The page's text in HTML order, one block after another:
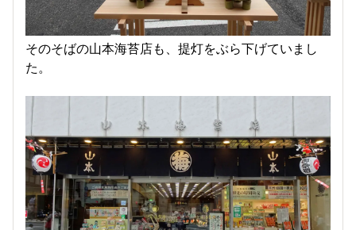
そのそばの山本海苔店も、提灯をぶら下げていまし
た。